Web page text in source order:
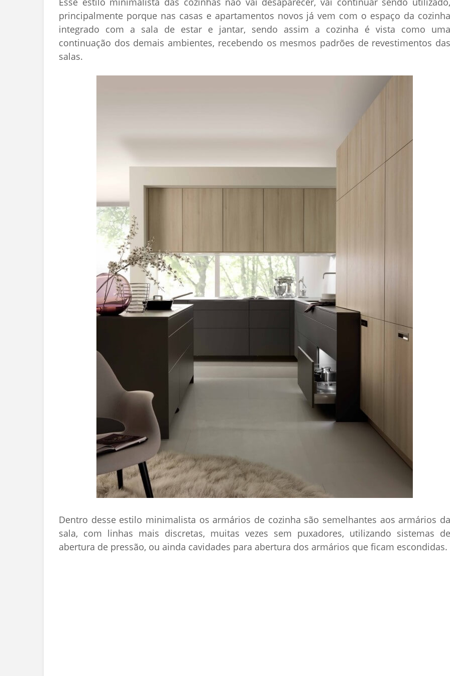
principalmente porque nas casas e apartamentos novos já vem com o espaço da cozinha
integrado com a sala de estar e jantar, sendo assim a cozinha é vista como uma
continuação dos demais ambientes, recebendo os mesmos padrões de revestimentos das
salas.
Dentro desse estilo minimalista os armários de cozinha são semelhantes aos armários da
sala, com linhas mais discretas, muitas vezes sem puxadores, utilizando sistemas de
abertura de pressão, ou ainda cavidades para abertura dos armários que ficam escondidas.